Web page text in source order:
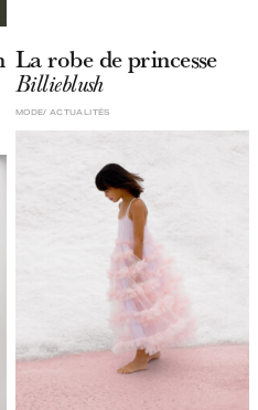
La robe de princesse
Billieblush
ACTUALITÉS
MODE